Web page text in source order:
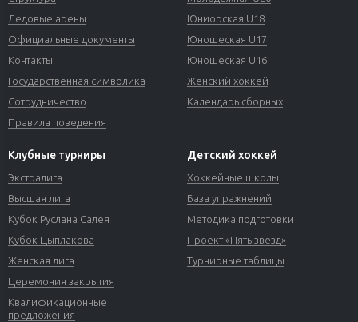
Ледовые арены
Официальные документы
Контакты
Государственная символика
Сотрудничество
Правила поведения
Юниорская U18
Юношеская U17
Юношеская U16
Женский хоккей
Календарь сборных
Клубные турниры
Экстралига
Высшая лига
Кубок Руслана Салея
Кубок Цыплакова
Женская лига
Церемония закрытия
Квалификационные
предложения
Детский хоккей
Хоккейные школы
База упражнений
Методика подготовки
Проект «Пять звезд»
Турнирные таблицы